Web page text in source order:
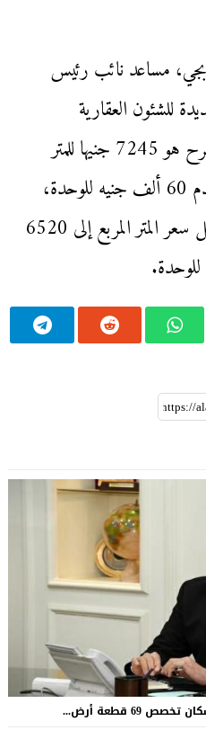
مساعد نائب رئيس
للشئون العقارية
والتجارية، إلى أن أسعار الطرح هو 7245 جنيها للمتر
المربع بالعبور الجديدة، وبمقدم 60 ألف جنيه للوحدة،
أما أسيوط الجديدة فقد وصل سعر المتر المربع إلى 6520